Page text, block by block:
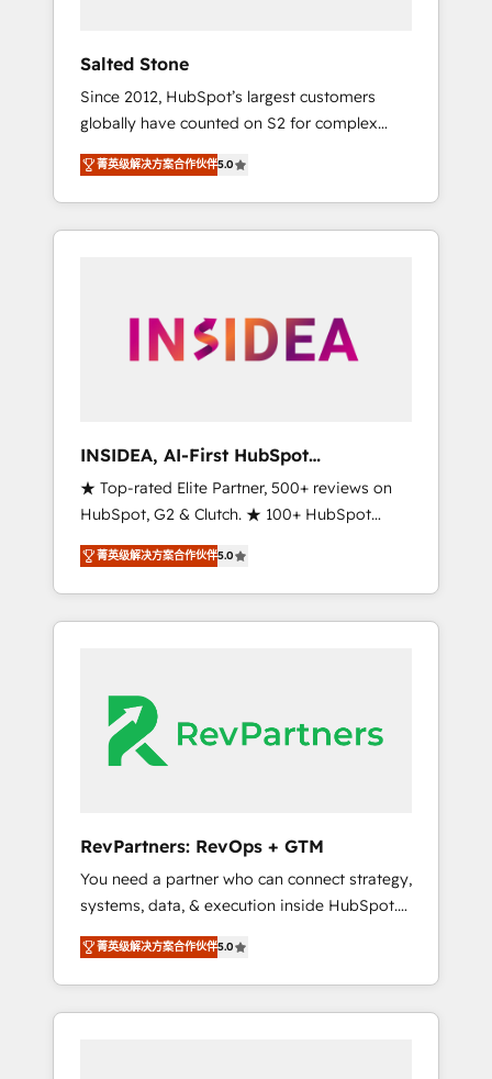
Salted Stone
Since 2012, HubSpot’s largest customers
globally have counted on S2 for complex
migrations, change management, systems
integration, and creative solutions that
deliver measurable impact and transform
brand experiences As one of the few full-
globally regionalized HubSpot websites,
integrated marketing campaigns, & RevOps
adoption with change-management
programs, and align marketing, sales, and
service to drive sustainable growth With 6
key HubSpot accreditations and experience
across hundreds of organizations in dozens
of industries, there’s a good chance one of
our globally integrated teams has worked
looking for...and get your next big initiative
moving!
菁英级解决方案合作伙伴5.0
INSIDEA, AI-First HubSpot
Onboarding & RevOps
★ Top-rated Elite Partner, 500+ reviews on
HubSpot, G2 & Clutch. ★ 100+ HubSpot
Certified Experts & Trainers across the team
★ 1,500+ implementations across five
continents ★ AI-First, RevOps-led,
Onboarding obsessed ★ Company of the
engine. We onboard your team, migrate your
data, and build AI-powered workflows that
drive adoption from week one, in your time
from any legacy CRM. Zero downtime, full
data integrity. ➤ Implementation: Configure
HubSpot to run your revenue process. Sales,
marketing, and service wired together. ➤ AI
and Integrations: Layer Breeze AI, custom
agents, and APIs to remove manual work. ➤
Ongoing Management: Monthly tune-ups,
菁英级解决方案合作伙伴5.0
RevPartners: RevOps + GTM
You need a partner who can connect strategy,
systems, data, & execution inside HubSpot.
We bridge the gap where most agencies fall
short by combining GTM strategy with
technical execution to solve the right
problem with the right solution. As the only
菁英级解决方案合作伙伴5.0